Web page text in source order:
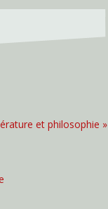
et philosophie »